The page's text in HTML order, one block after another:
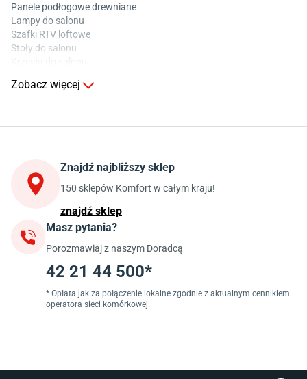
Panele podłogowe drewniane
Lampy do salonu
Szafki RTV loftowe
Stoły do salonu
Stoły do kuchni
Szafki kuchenne wiszące (górne)
Szafki pod zlewozmywak
Blaty kuchenne laminowane
Jadalnia
Stoły do jadalni
Krzesła do jadalni
Dywany szare
Lampy w stylu loftowym
Lampy wiszące do jadalni
Zobacz więcej
Znajdź najbliższy sklep
150 sklepów Komfort w całym kraju!
znajdź sklep
Masz pytania?
Porozmawiaj z naszym Doradcą
42 21 44 500*
* Opłata jak za połączenie lokalne zgodnie z aktualnym cennikiem
operatora sieci komórkowej.